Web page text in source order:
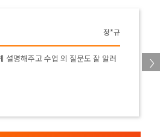
정*규
설명해주고 수업 외 질문도 잘 알려